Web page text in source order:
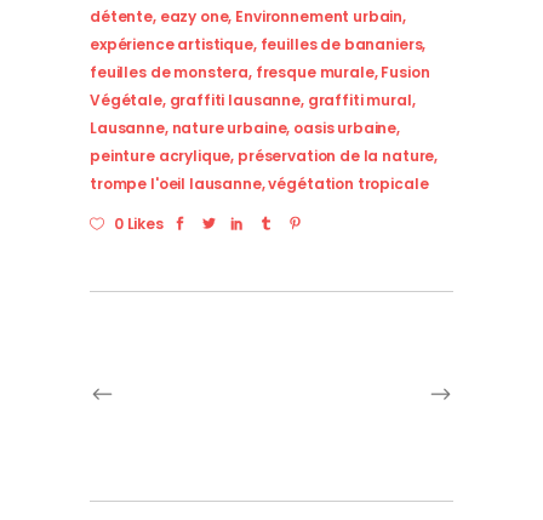
détente, eazy one, Environnement urbain,
expérience artistique, feuilles de bananiers,
feuilles de monstera, fresque murale,Fusion
Végétale, graffiti lausanne, graffiti mural,
Lausanne, nature urbaine, oasis urbaine,
peinture acrylique, préservation de la nature,
trompe l'oeil lausanne,végétation tropicale
0 Likes